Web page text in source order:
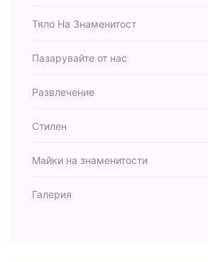
Тяло На Знаменитост
Пазарувайте от нас
Развлечение
Стилен
Майки на знаменитости
Галерия